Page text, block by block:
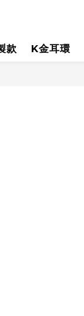
款 K金耳環